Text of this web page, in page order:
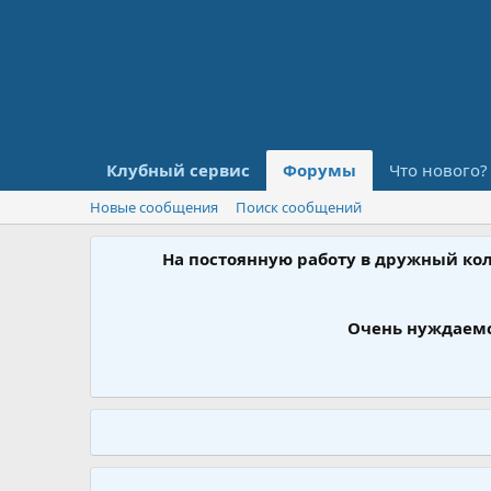
Клубный сервис Форумы Что нового?
Новые сообщения Поиск сообщений
На постоянную работу в дружный
Очень